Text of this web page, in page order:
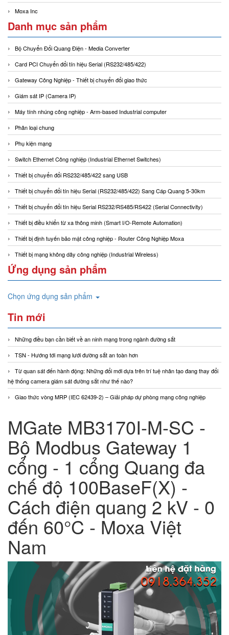
Moxa Inc
Danh mục sản phẩm
Bộ Chuyển Đổi Quang Điện - Media Converter
Card PCI Chuyển đổi tín hiệu Serial (RS232/485/422)
Gateway Công Nghiệp - Thiết bị chuyển đổi giao thức
Giám sát IP (Camera IP)
Máy tính nhúng công nghiệp - Arm-based Industrial computer
Phân loại chung
Phụ kiện mạng
Switch Ethernet Công nghiệp (Industrial Ethernet Switches)
Thiết bị chuyển đổi RS232/485/422 sang USB
Thiết bị chuyển đổi tín hiệu Serial (RS232/485/422) Sang Cáp Quang 5-30km
Thiết bị chuyển đổi tín hiệu Serial RS232/RS485/RS422 (Serial Connectivity)
Thiết bị điều khiển từ xa thông minh (Smart I/O-Remote Automation)
Thiết bị định tuyến bảo mật công nghiệp - Router Công Nghiệp Moxa
Thiết bị mạng không dây công nghiệp (Industrial Wireless)
Ứng dụng sản phẩm
Chọn ứng dụng sản phẩm
Tin mới
Những điều bạn cần biết về an ninh mạng trong ngành đường sắt
TSN - Hướng tới mạng lưới đường sắt an toàn hơn
Từ quan sát đến hành động: Những đổi mới dựa trên trí tuệ nhân tạo đang thay đổi
hệ thống camera giám sát đường sắt như thế nào?
Giao thức vòng MRP (IEC 62439-2) – Giải pháp dự phòng mạng công nghiệp
MGate MB3170I-M-SC -
Bộ Modbus Gateway 1
cổng - 1 cổng Quang đa
chế độ 100BaseF(X) -
Cách điện quang 2 kV - 0
đến 60°C - Moxa Việt
Nam